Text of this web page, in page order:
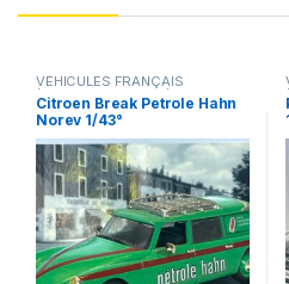
VÉHICULES FRANÇAIS
(voitures,camions...)
Citroen Break Petrole Hahn
Norev 1/43°